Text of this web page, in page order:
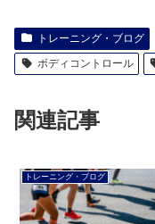
トレーニング・ブログ
ボディコントロール
関連記事
トレーニング・ブログ